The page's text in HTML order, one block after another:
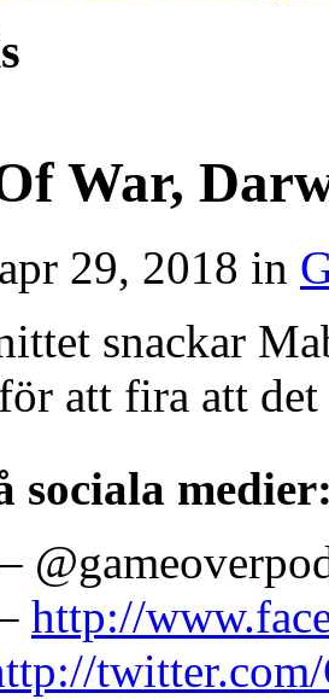
War,
29, 2018 in
snackar
att fira att
sociala
http://